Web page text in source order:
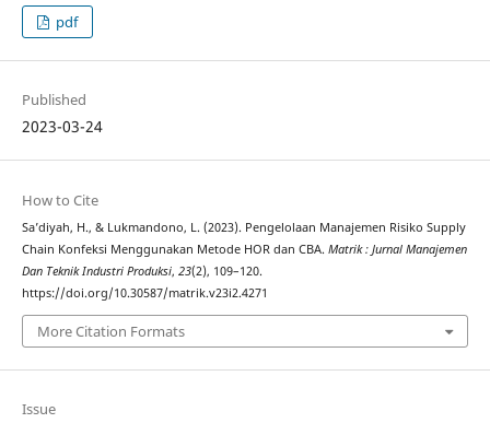
pdf
Published
2023-03-24
How to Cite
Sa’diyah, H., & Lukmandono, L. (2023). Pengelolaan Manajemen Risiko Supply
Chain Konfeksi Menggunakan Metode HOR dan CBA. Matrik : Jurnal Manajemen
Dan Teknik Industri Produksi, 23(2), 109–120.
https://doi.org/10.30587/matrik.v23i2.4271
More Citation Formats
Issue